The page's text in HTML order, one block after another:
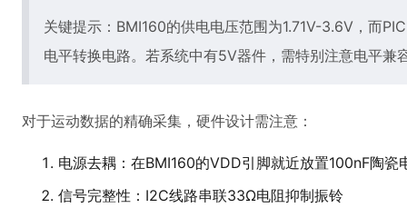
关键提示：BMI160的供电电压范围为1.71V-3.6V，而
电平转换电路。若系统中有5V器件，需特别注意电平兼
对于运动数据的精确采集，硬件设计需注意：
电源去耦：在BMI160的VDD引脚就近放置100nF陶瓷
信号完整性：I2C线路串联33Ω电阻抑制振铃